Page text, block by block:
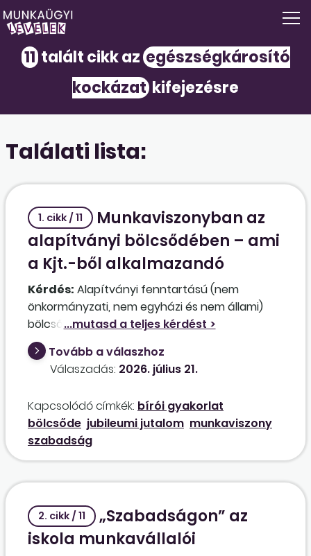
11talált cikk az egészségkárosító
kockázat kifejezésre
Találati lista:
1. cikk / 11
Munkaviszonyban az
alapítványi bölcsődében – ami
a Kjt.-ből alkalmazandó
Kérdés: Alapítványi fenntartású (nem
önkormányzati, nem egyházi és nem állami)
bölcsődében munkaviszonyban, nem
pedagógus-munkakörökben foglalkoztatott
munkavállalókra alkalmazni kell-e a Gyvt. 143. §-
a (3) bekezdésének a) pontját? Elsősorban a
jutalom jogosultsága érdekelne a hivatkozott
Kjt. 55–80. §-okból.
Tovább a válaszhoz
Válaszadás: 2026. július 21.
Kapcsolódó címkék: bírói gyakorlat
bölcsőde jubileumi jutalom munkaviszony
szabadság
2. cikk / 11
„Szabadságon” az
iskola munkavállalói